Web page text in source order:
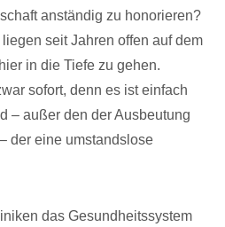
anständig zu honorieren?
seit Jahren offen auf dem
in die Tiefe zu gehen.
sofort, denn es ist einfach
– außer den der Ausbeutung
der eine umstandslose
das Gesundheitssystem